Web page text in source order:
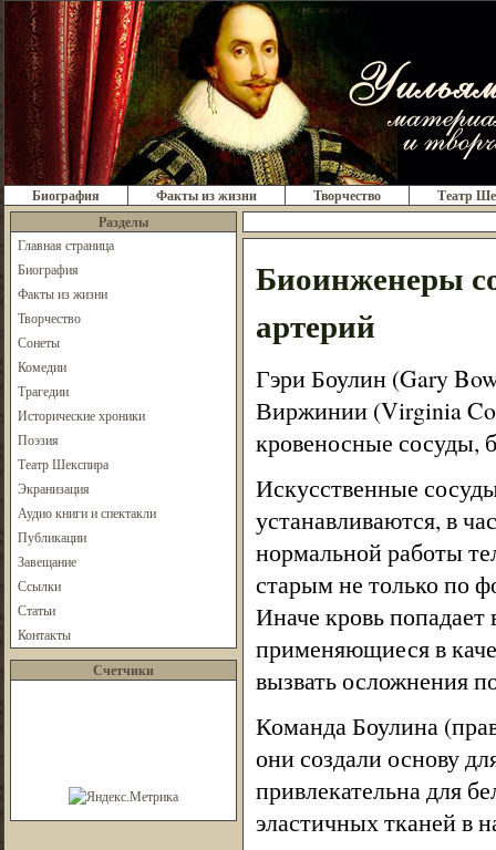
Биография Факты из жизни Творчество
Театр
Разделы
Главная страница
Биография
Факты из жизни
Творчество
Сонеты
Комедии
Трагедии
Исторические хроники
Поэзия
Театр Шекспира
Экранизация
Аудио книги и спектакли
Публикации
Завещание
Ссылки
Статьи
Контакты
Счетчики
Биоинженеры
артерий
Гэри Боулин (Gary
Виржинии (Virginia
кровеносные сосуды,
Искусственные
устанавливаются, в
нормальной работы
старым не только по
Иначе кровь
применяющиеся в
вызвать осложнения
Команда Боулина
они создали основу
привлекательна для
эластичных тканей в